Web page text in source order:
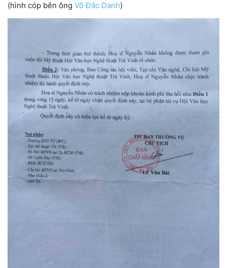
(hình cóp bên ông Võ Đắc Danh)